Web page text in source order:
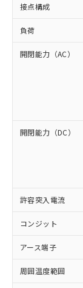
接点構成
負荷
開閉能力（AC）
開閉能力（DC）
許容突入電流
コンジット
アース端子
周囲温度範囲